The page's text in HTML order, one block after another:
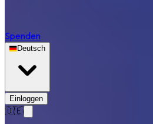
Spenden
Deutsch
Einloggen
🇩🇪